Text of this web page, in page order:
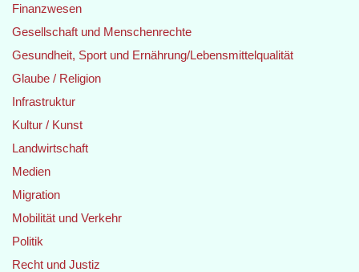
Finanzwesen
Gesellschaft und Menschenrechte
Gesundheit, Sport und Ernährung/Lebensmittelqualität
Glaube / Religion
Infrastruktur
Kultur / Kunst
Landwirtschaft
Medien
Migration
Mobilität und Verkehr
Politik
Recht und Justiz